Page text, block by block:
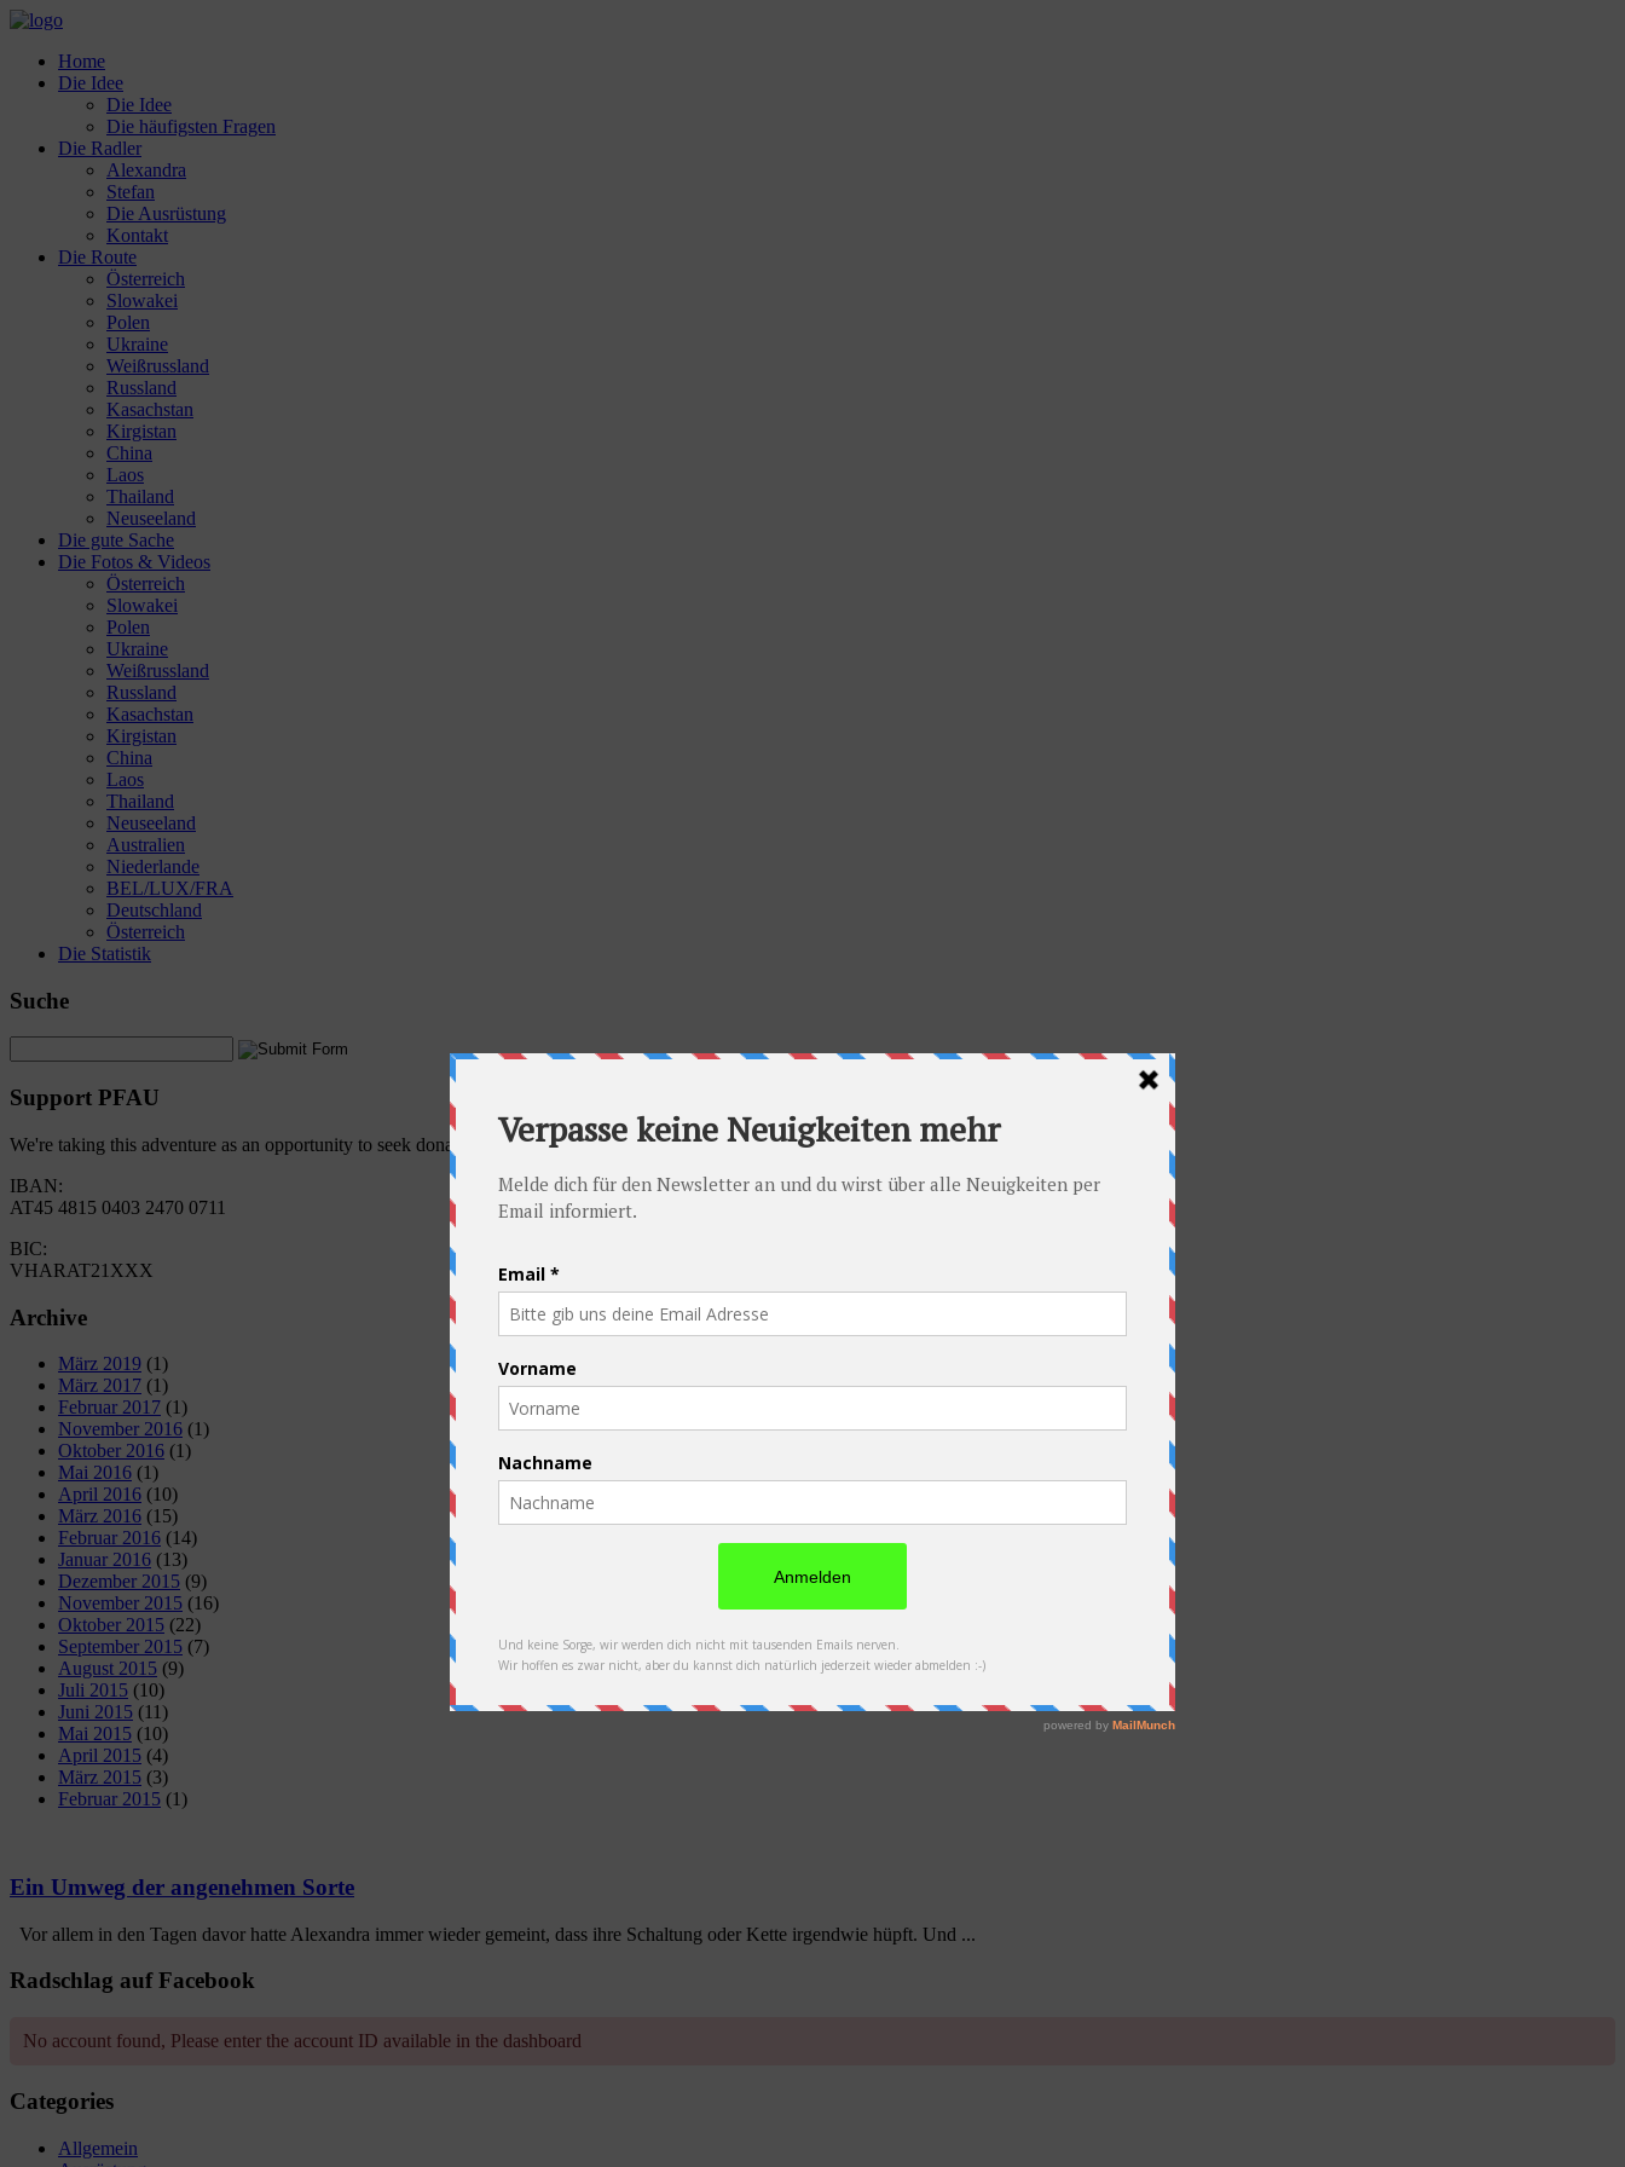
Home
Die Idee
Die Idee
Die häufigsten Fragen
Die Radler
Alexandra
Stefan
Die Ausrüstung
Kontakt
Die Route
Österreich
Slowakei
Polen
Ukraine
Weißrussland
Russland
Kasachstan
Kirgistan
China
Laos
Thailand
Neuseeland
Die gute Sache
Die Fotos & Videos
Österreich
Slowakei
Polen
Ukraine
Weißrussland
Russland
Kasachstan
Kirgistan
China
Laos
Thailand
Neuseeland
Australien
Niederlande
BEL/LUX/FRA
Deutschland
Österreich
Die Statistik
Suche
Support PFAU
We're taking this adventure as an opportunity to seek donations for PFAU - Promise Foundation Austria
IBAN:
AT45 4815 0403 2470 0711
BIC:
VHARAT21XXX
Archive
März 2019 (1)
März 2017 (1)
Februar 2017 (1)
November 2016 (1)
Oktober 2016 (1)
Mai 2016 (1)
April 2016 (10)
März 2016 (15)
Februar 2016 (14)
Januar 2016 (13)
Dezember 2015 (9)
November 2015 (16)
Oktober 2015 (22)
September 2015 (7)
August 2015 (9)
Juli 2015 (10)
Juni 2015 (11)
Mai 2015 (10)
April 2015 (4)
März 2015 (3)
Februar 2015 (1)
Ein Umweg der angenehmen Sorte
Vor allem in den Tagen davor hatte Alexandra immer wieder gemeint, dass ihre Schaltung oder Kette irgendwie hüpft. Und ...
Radschlag auf Facebook
No account found, Please enter the account ID available in the dashboard
Categories
Allgemein